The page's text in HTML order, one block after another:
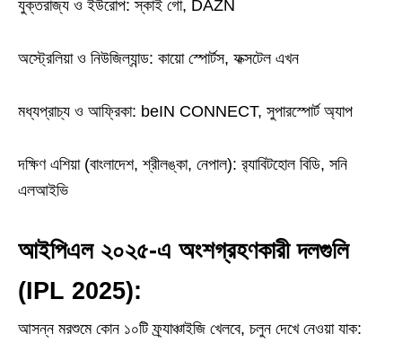
যুক্তরাজ্য ও ইউরোপ: স্কাই গো, DAZN
অস্ট্রেলিয়া ও নিউজিল্যান্ড: কায়ো স্পোর্টস, ফক্সটেল এখন
মধ্যপ্রাচ্য ও আফ্রিকা: beIN CONNECT, সুপারস্পোর্ট অ্যাপ
দক্ষিণ এশিয়া (বাংলাদেশ, শ্রীলঙ্কা, নেপাল): র‍্যাবিটহোল বিডি, সনি
এলআইভি
আইপিএল ২০২৫-এ অংশগ্রহণকারী দলগুলি
(IPL 2025):
আসন্ন মরশুমে কোন ১০টি ফ্র্যাঞ্চাইজি খেলবে, চলুন দেখে নেওয়া যাক: